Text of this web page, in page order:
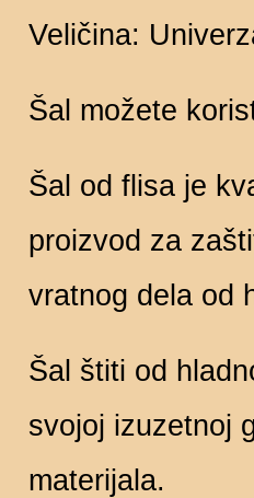
Veličina:
Šal možete
Šal od flisa je
proizvod za
vratnog dela od
Šal štiti od
svojoj izuzetnoj
materijala.